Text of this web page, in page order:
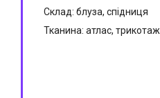
Склад: блуза, спідниця
Тканина: атлас, трикотаж